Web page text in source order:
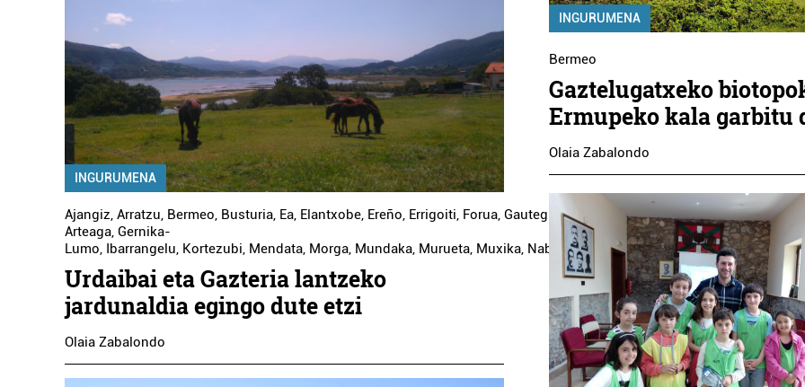
INGURUMENA
Ajangiz Arratzu Bermeo Busturia Ea Elantxobe Ereño Errigoiti Forua Gautegiz
Arteaga Gernika-
Lumo Ibarrangelu Kortezubi Mendata Morga Mundaka Murueta Muxika Nabarniz, Sukarrieta
Urdaibai eta Gazteria lantzeko
jardunaldia egingo dute etzi
Olaia Zabalondo
INGURUMENA
Bermeo
Gaztelugatxeko
Ermupeko kala garbitu
Olaia Zabalondo